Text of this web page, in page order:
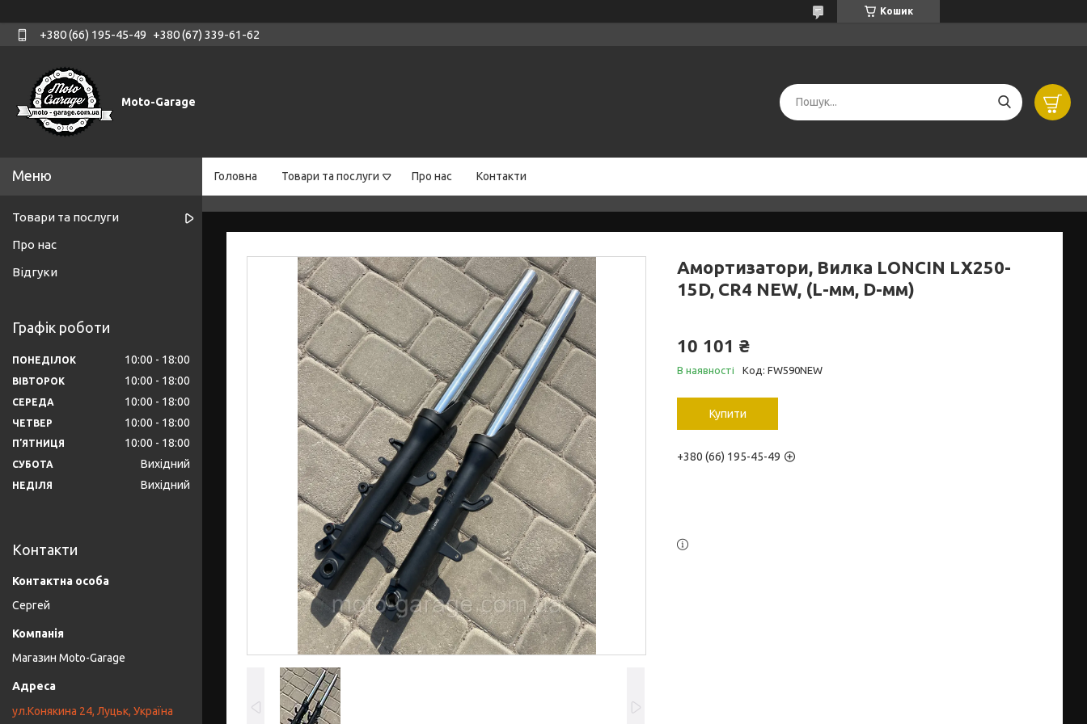
Кошик
+380 (66) 195-45-49 +380 (67) 339-61-62
Moto-Garage
Головна Товари та послуги Про нас Контакти
Амортизатори, Вилка LONCIN LX250-
15D, CR4 NEW, (L-мм, D-мм)
10 101 ₴
В наявності Код: FW590NEW
Купити
+380 (66) 195-45-49
Товари та послуги
Про нас
Відгуки
Графік роботи
ПОНЕДІЛОК 10:00 18:00
ВІВТОРОК 10:00 18:00
СЕРЕДА 10:00 18:00
ЧЕТВЕР 10:00 18:00
ПʼЯТНИЦЯ 10:00 18:00
СУБОТА Вихідний
НЕДІЛЯ Вихідний
Контакти
Сергей
Магазин Moto-Garage
ул.Конякина 24, Луцьк, Україна